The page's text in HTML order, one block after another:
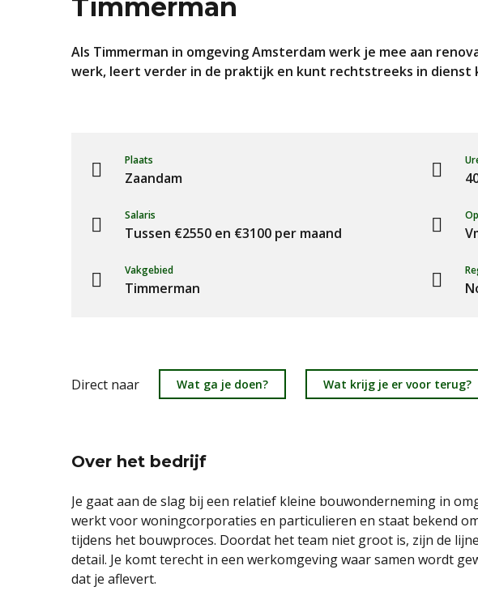
Timmerman
Als Timmerman in omgeving Amsterdam werk je mee aan
werk, leert verder in de praktijk en kunt rechtstreeks in dienst
Plaats
Zaandam
Salaris
Tussen €2550 en €3100 per maand
Vakgebied
Timmerman
Direct naar Wat ga je doen? Wat krijg je er voor terug?
Over het bedrijf
Je gaat aan de slag bij een relatief kleine bouwonderneming in
werkt voor woningcorporaties en particulieren en staat bekend
tijdens het bouwproces. Doordat het team niet groot is, zijn de
detail. Je komt terecht in een werkomgeving waar samen wordt
dat je aflevert.